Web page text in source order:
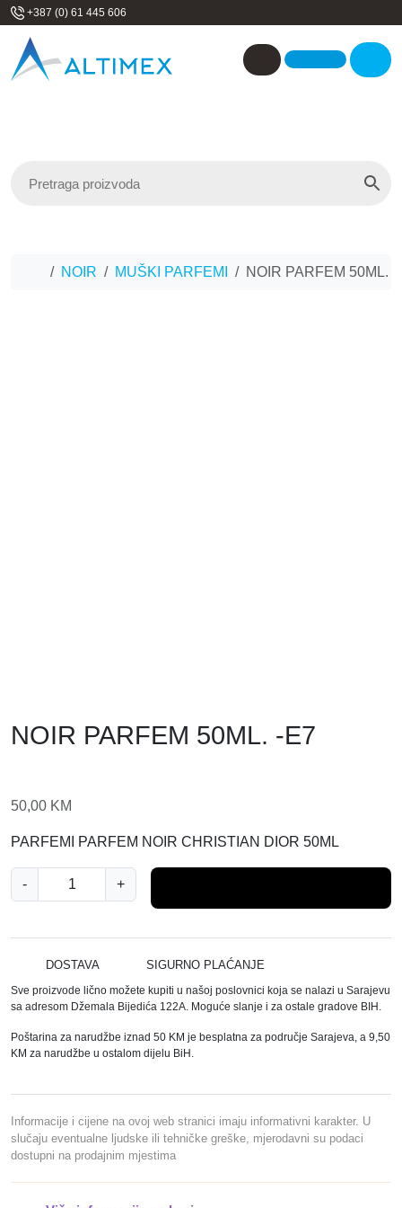
Skip to content
+387 (0) 61 445 606
Account
Home
NOIR MUŠKI PARFEMI NOIR PARFEM 50ML. -
NOIR PARFEM 50ML. -E7
50,00 KM
PARFEMI PARFEM NOIR CHRISTIAN DIOR 50ML
-
O
R
A
R
E
5
0
M
L
.
+
DOSTAVA SIGURNO PLAĆANJE
Sve proizvode lično možete kupiti u našoj poslovnici koja se nalazi u Sarajevu
sa adresom Džemala Bijedića 122A. Moguće slanje i za ostale gradove BIH.
Poštarina za narudžbe iznad 50 KM je besplatna za područje Sarajeva, a 9,50
KM za narudžbe u ostalom dijelu BiH.
Informacije i cijene na ovoj web stranici imaju informativni karakter. U
slučaju eventualne ljudske ili tehničke greške, mjerodavni su podaci
dostupni na prodajnim mjestima